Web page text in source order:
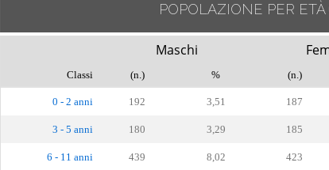
POPOLAZIONE PER ETÀ
Maschi
Classi (n.) % (n.)
0 - 2 anni 192 3,51 187
3 - 5 anni 180 3,29 185
6 - 11 anni 439 8,02 423